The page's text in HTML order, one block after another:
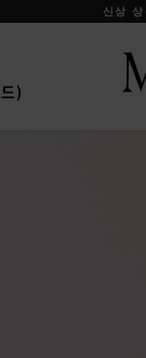
신상
)